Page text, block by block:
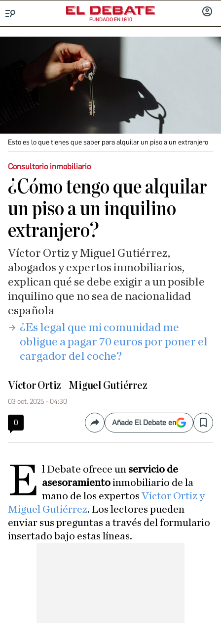
FUNDADO EN 1910
Esto es lo que tienes que saber para alquilar un piso a un extranjero
Consultorio inmobiliario
¿Cómo tengo que alquilar
un piso a un inquilino
extranjero?
Víctor Ortiz y Miguel Gutiérrez,
abogados y expertos inmobiliarios,
explican qué se debe exigir a un posible
inquilino que no sea de nacionalidad
española
¿Es legal que mi comunidad me
obligue a pagar 70 euros por poner el
cargador del coche?
Víctor Ortiz Miguel Gutiérrez
03 oct. 2025 - 04:30
0 CompartirAñade El Debate en Save
E l Debate ofrece un servicio de
asesoramientoinmobiliario de la
mano de los expertosVíctor Ortiz y
Miguel Gutiérrez. Los lectores pueden
enviar sus preguntas a través del formulario
insertado bajo estas líneas.